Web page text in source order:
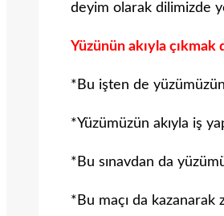
deyim olarak dilimizde
Yüzünün akıyla
*Bu işten de yüzümüzün
*Yüzümüzün akıyla iş
*Bu sınavdan da
*Bu maçı da kazanarak